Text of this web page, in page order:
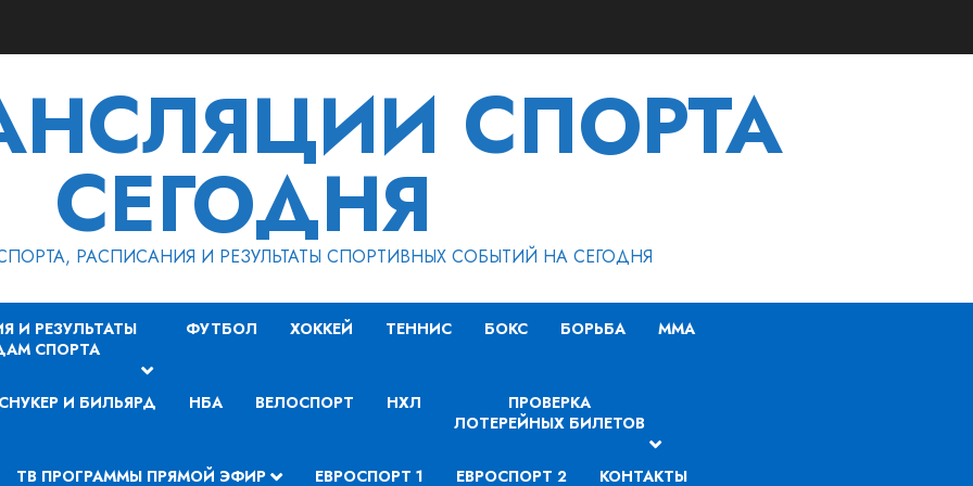
СПОРТА
СЕГОДНЯ
РАСПИСАНИЯ И РЕЗУЛЬТАТЫ СПОРТИВНЫХ СОБЫТИЙ НА СЕГОДНЯ
И РЕЗУЛЬТАТЫ
СПОРТА
ФУТБОЛ ХОККЕЙ ТЕННИС БОКС БОРЬБА MMA
СНУКЕР И БИЛЬЯРД НБА ВЕЛОСПОРТ НХЛ
ПРОВЕРКА
ЛОТЕРЕЙНЫХ БИЛЕТОВ
ТВ ПРОГРАММЫ ПРЯМОЙ ЭФИР ЕВРОСПОРТ 1 ЕВРОСПОРТ 2 КОНТАКТЫ